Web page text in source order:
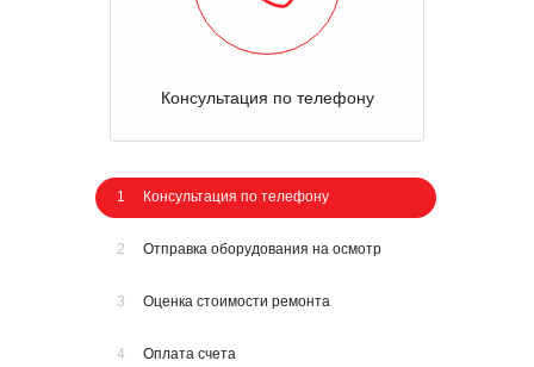
Консультация по телефону
1 Консультация по телефону
2 Отправка оборудования на осмотр
3 Оценка стоимости ремонта
4 Оплата счета